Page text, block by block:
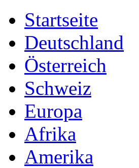
Startseite
Deutschland
Österreich
Schweiz
Europa
Afrika
Amerika